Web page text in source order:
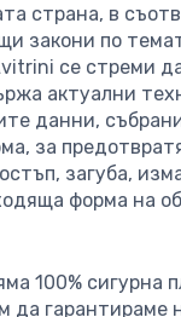
страна, в
закони по
се стреми
актуални
данни,
за
загуба,
форма на
100% сигурна
да гарантираме